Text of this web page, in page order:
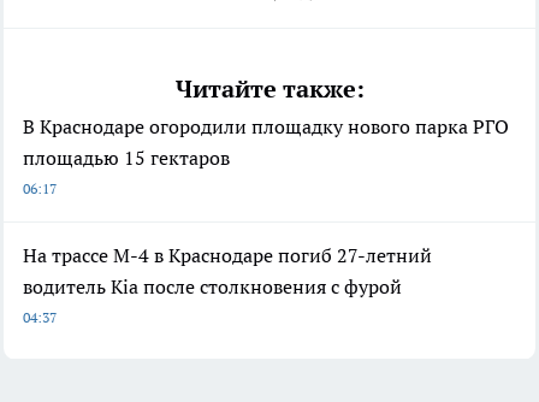
Читайте также:
В Краснодаре огородили площадку нового парка РГО
площадью 15 гектаров
06:17
На трассе М-4 в Краснодаре погиб 27-летний
водитель Kia после столкновения с фурой
04:37